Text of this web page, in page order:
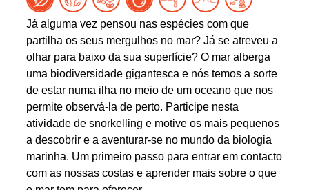
Já alguma vez pensou nas espécies com que
partilha os seus mergulhos no mar? Já se atreveu a
olhar para baixo da sua superfície? O mar alberga
uma biodiversidade gigantesca e nós temos a sorte
de estar numa ilha no meio de um oceano que nos
permite observá-la de perto. Participe nesta
atividade de snorkelling e motive os mais pequenos
a descobrir e a aventurar-se no mundo da biologia
marinha. Um primeiro passo para entrar em contacto
com as nossas costas e aprender mais sobre o que